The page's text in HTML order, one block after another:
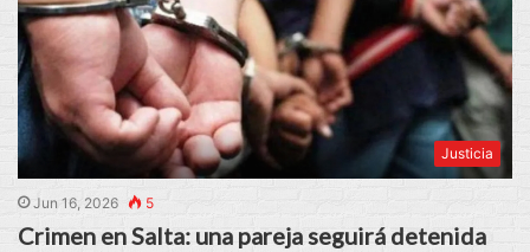
Justicia
Jun 16, 2026 5
Crimen en Salta: una pareja seguirá detenida